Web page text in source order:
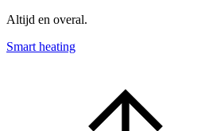
Altijd en overal.
Smart heating